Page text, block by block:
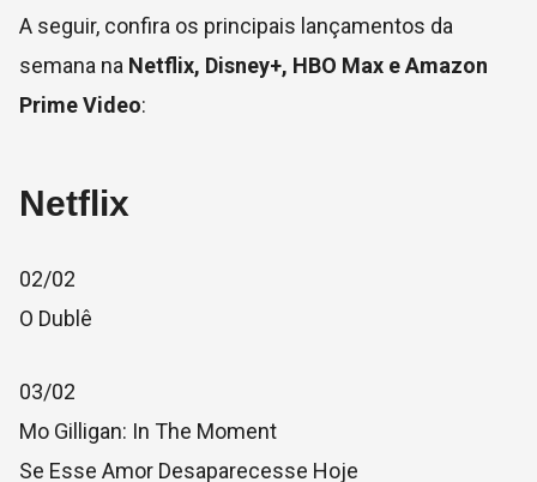
A seguir, confira os principais lançamentos da
semana na Netflix, Disney+, HBO Max e Amazon
Prime Video:
Netflix
02/02
O Dublê
03/02
Mo Gilligan: In The Moment
Se Esse Amor Desaparecesse Hoje